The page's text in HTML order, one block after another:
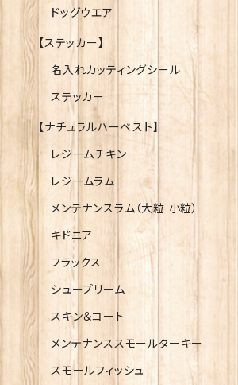
ドッグウエア
【ステッカー】
名入れカッティングシール
ステッカー
【ナチュラルハーベスト】
レジームチキン
レジームラム
メンテナンスラム（大粒 小粒）
キドニア
フラックス
シュープリーム
スキン＆コート
メンテナンススモールターキー
スモールフィッシュ